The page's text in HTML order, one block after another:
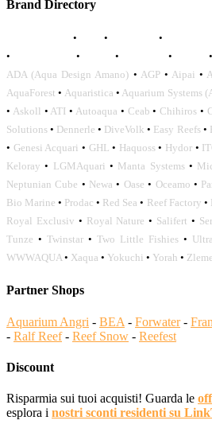
Brand Directory
• • •
•
• • • •
ADA (Aqua Design Amano) • AGP• Aipai •
AquaForest • Aquaristica • Aquarium Systems
• Askoll • ATI • Autoaqua • Ceab • Chihiros •
Solutions • Dennerle • DiveVolk • Easy Reefs•
• Genesi Acquari • GHL • Haquoss• Hydor •
Keloray • LGMAquari • Manta Systems•
Neptunian Cube • Newa • Oase • Oceamo •
Bio Marine • Prodac • Red Sea • Reef Factory •
Royal Exclusiv • Royal Nature • Salifert •
Tunze • Twinstar • Two Little Fishies •
WWWAQUA• Xaqua • Yokuchi • Yorah •
Partner Shops
Aquarium Angri - BEA - Forwater-
- Ralf Reef- Reef Snow - Reefest
Discount
Risparmia sui tuoi acquisti! Guarda le
esplora i nostri sconti residenti su